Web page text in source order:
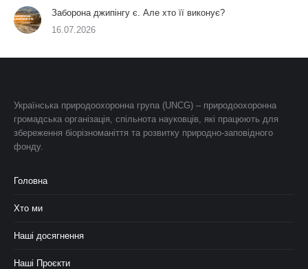
Заборона джипінгу є. Але хто її виконує?
16.07.2026
Українська природоохоронна група (UNCG) – природоохоронна
громадська організація, спільнота науковців, які працюють для
збереження біорізноманіття та розвитку природно-заповідного
фонду.
Головна
Хто ми
Наші досягнення
Наші Проєкти